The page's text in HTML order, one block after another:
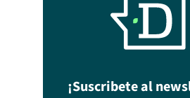
¡Suscribete al